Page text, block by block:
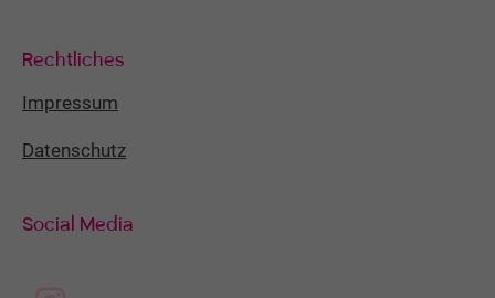
Rechtliches
Impressum
Datenschutz
Social Media